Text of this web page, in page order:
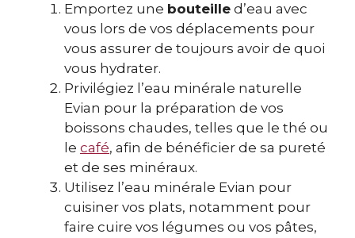
Emportez une bouteille d’eau avec
vous lors de vos déplacements pour
vous assurer de toujours avoir de quoi
vous hydrater.
Privilégiez l’eau minérale naturelle
Evian pour la préparation de vos
boissons chaudes, telles que le thé ou
le café, afin de bénéficier de sa pureté
et de ses minéraux.
Utilisez l’eau minérale Evian pour
cuisiner vos plats, notamment pour
faire cuire vos légumes ou vos pâtes,